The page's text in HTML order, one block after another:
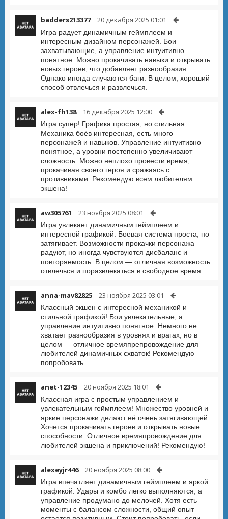
badders213377 20 декабря 2025 01:01
Игра радует динамичным геймплеем и
интересным дизайном персонажей. Бои
захватывающие, а управление интуитивно
понятное. Можно прокачивать навыки и открывать
новых героев, что добавляет разнообразия.
Однако иногда случаются баги. В целом, хороший
способ отвлечься и развлечься.
alex-fh138 16 декабря 2025 12:00
Игра супер! Графика простая, но стильная.
Механика боёв интересная, есть много
персонажей и навыков. Управление интуитивно
понятное, а уровни постепенно увеличивают
сложность. Можно неплохо провести время,
прокачивая своего героя и сражаясь с
противниками. Рекомендую всем любителям
экшена!
aw305761 23 ноября 2025 08:01
Игра увлекает динамичным геймплеем и
интересной графикой. Боевая система проста, но
затягивает. Возможности прокачки персонажа
радуют, но иногда чувствуются дисбаланс и
повторяемость. В целом — отличная возможность
отвлечься и поразвлекаться в свободное время.
anna-mav82825 23 ноября 2025 03:01
Классный экшен с интересной механикой и
стильной графикой! Бои увлекательные, а
управление интуитивно понятное. Немного не
хватает разнообразия в уровнях и врагах, но в
целом — отличное времяпрепровождение для
любителей динамичных схваток! Рекомендую
попробовать.
anet-12345 20 ноября 2025 18:01
Классная игра с простым управлением и
увлекательным геймплеем! Множество уровней и
яркие персонажи делают её очень затягивающей.
Хочется прокачивать героев и открывать новые
способности. Отличное времяпровождение для
любителей экшена и приключений! Рекомендую!
alexeyjr446 20 ноября 2025 08:00
Игра впечатляет динамичным геймплеем и яркой
графикой. Удары и комбо легко выполняются, а
управление продумано до мелочей. Хотя есть
моменты с балансом сложности, общий опыт